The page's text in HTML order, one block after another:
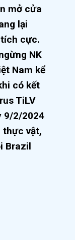
mở cửa
lại
cực.
NK
Nam kể
có kết
TiLV
9/2/2024
thực vật,
Brazil